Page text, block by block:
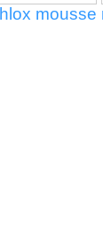
mousse